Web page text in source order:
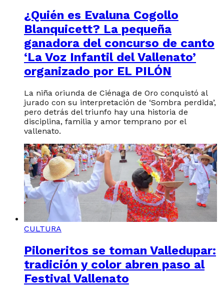
¿Quién es Evaluna Cogollo
Blanquicett? La pequeña
ganadora del concurso de canto
‘La Voz Infantil del Vallenato’
organizado por EL PILÓN
La niña oriunda de Ciénaga de Oro conquistó al
jurado con su interpretación de ‘Sombra perdida’,
pero detrás del triunfo hay una historia de
disciplina, familia y amor temprano por el
vallenato.
CULTURA
Piloneritos se toman Valledupar:
tradición y color abren paso al
Festival Vallenato